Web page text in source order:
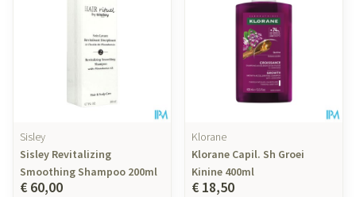
Sisley
Sisley Revitalizing
Smoothing Shampoo 200ml
€ 60,00
Klorane
Klorane Capil. Sh Groei
Kinine 400ml
€ 18,50